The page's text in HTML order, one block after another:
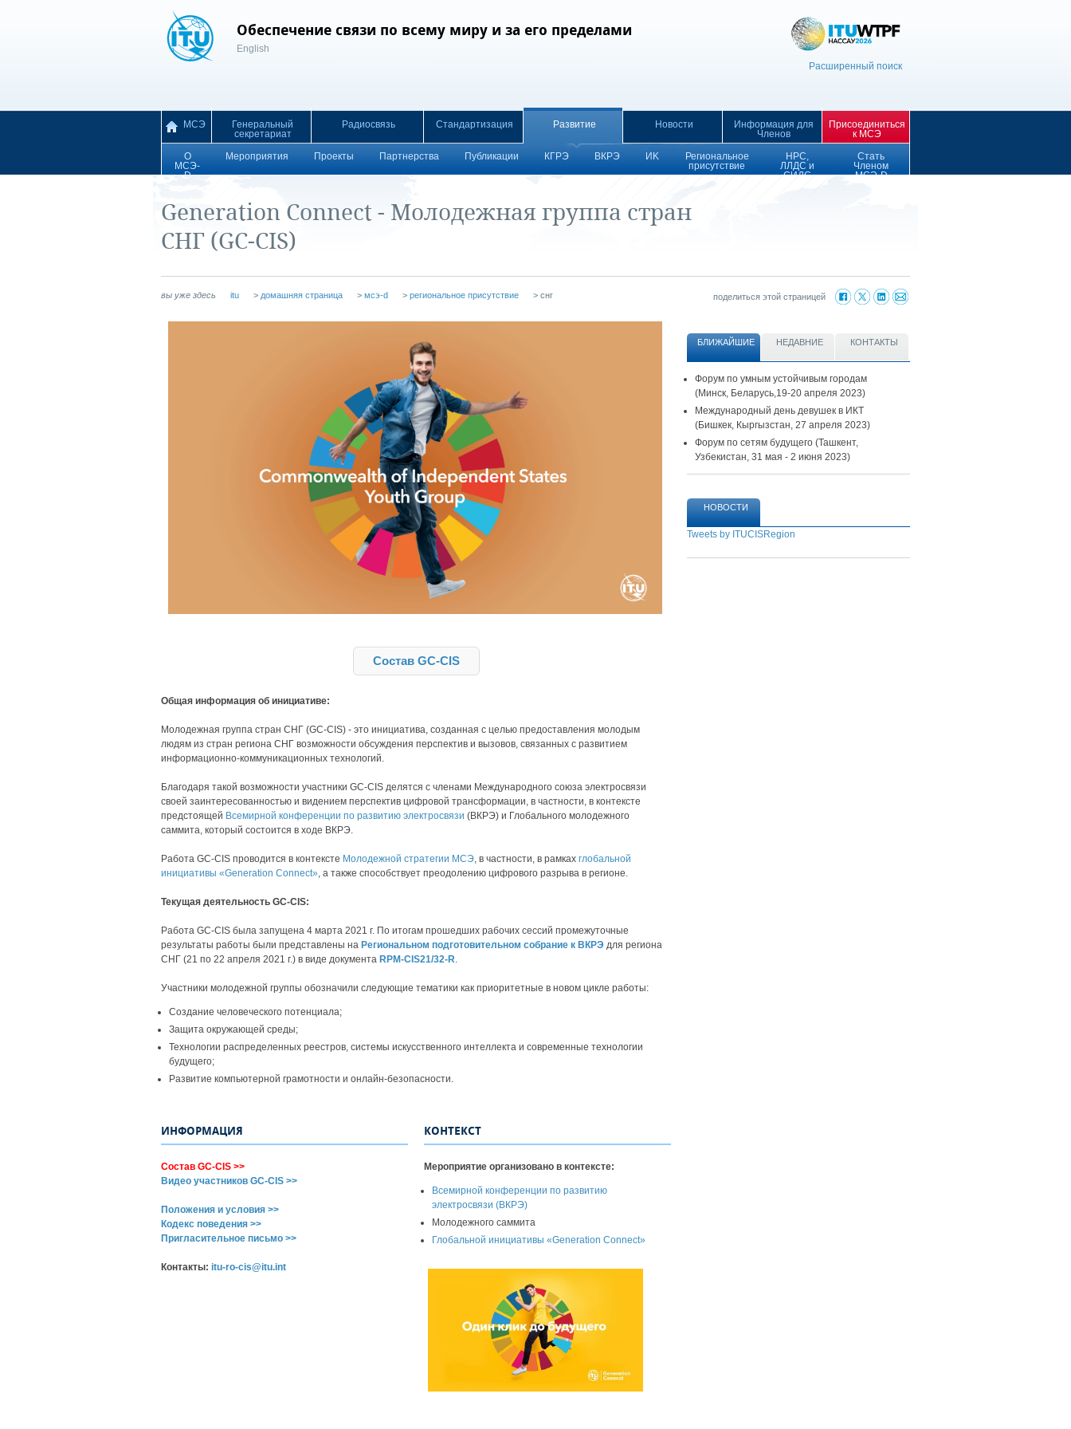
Обеспечение связи по всему миру и за его пределами
English
Расширенный поиск
МСЭ
Генеральный
секретариат
Pадиосвязь Стандартизация Развитие
О
МСЭ-
D
Мероприятия Проекты Партнерства Публикации КГРЭ ВКРЭ ИK
Региональное
присутствие
НРС,
ЛЛДС и
СИДС
Стать
Членом
МСЭ-D
Новости
Информация для
Членов
Присоединиться
к МСЭ
Generation Connect - Молодежная группа стран
СНГ (GC-CIS)
вы уже здесь itu > домашняя страница > мсэ-d > региональное присутствие > снг поделиться этой страницей
Состав GC-CIS
Общая информация об инициативе:
Молодежная группа стран СНГ (GC-CIS) - это инициатива, созданная с целью предоставления молодым
людям из стран региона СНГ возможности обсуждения перспектив и вызовов, связанных с развитием
информационно-коммуникационных технологий.
Благодаря такой возможности участники GC-CIS делятся с членами Международного союза электросвязи
своей заинтересованностью и видением перспектив цифровой трансформации, в частности, в контексте
предстоящей Всемирной конференции по развитию электросвязи (ВКРЭ) и Глобального молодежного
саммита, который состоится в ходе ВКРЭ.
Работа GC-CIS проводится в контексте Молодежной стратегии МСЭ, в частности, в рамках глобальной
инициативы «Generation Connect», а также способствует преодолению цифрового разрыва в регионе.
Текущая деятельность GC-CIS:
Работа GC-CIS была запущена 4 марта 2021 г. По итогам прошедших рабочих сессий промежуточные
результаты работы были представлены на Региональном подготовительном собрание к ВКРЭ для региона
СНГ (21 по 22 апреля 2021 г.) в виде документа RPM-CIS21/32-R.
Участники молодежной группы обозначили следующие тематики как приоритетные в новом цикле работы:
Создание человеческого потенциала;
Защита окружающей среды;
Технологии распределенных реестров, системы искусственного интеллекта и современные технологии
будущего;
Развитие компьютерной грамотности и онлайн-безопасности.
ИНФОРМАЦИЯ
Состав GC-CIS >>
Видео участников GC-CIS >>
Положения и условия >>
Кодекс поведения >>
Пригласительное письмо >>
Контакты: itu-ro-cis@itu.int​​​
КОНТЕКСТ
Мероприятие организовано в контексте:
Всемирной конференции по развитию
электросвязи (ВКРЭ)
Молодежного саммита
Глобальной инициативы «Generation Connect»
БЛИЖАЙШИЕ НЕДАВНИЕ КОНТАКТЫ
Форум по умным устойчивым городам
(Минск, Беларусь,​19-20 апреля 2023)
Международный день девушек в ИКТ
(Бишкек, Кыргызстан, 27 апреля 2023)
Форум по сетям будущего (Ташкент,
Узбекистан, 31 мая - 2 июня 2023)​​
НОВОСТИ
Tweets by ITUCISRegion